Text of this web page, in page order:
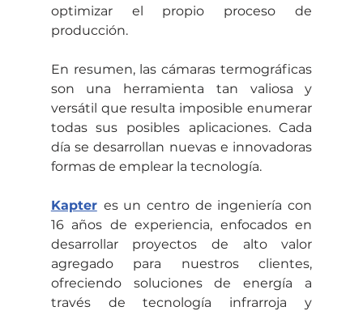
optimizar el propio proceso de
producción.
En resumen, las cámaras termográficas
son una herramienta tan valiosa y
versátil que resulta imposible enumerar
todas sus posibles aplicaciones. Cada
día se desarrollan nuevas e innovadoras
formas de emplear la tecnología.
Kapter es un centro de ingeniería con
16 años de experiencia, enfocados en
desarrollar proyectos de alto valor
agregado para nuestros clientes,
ofreciendo soluciones de energía a
través de tecnología infrarroja y